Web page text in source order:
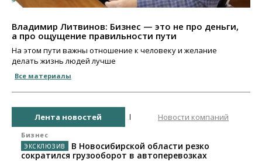
Владимир Литвинов: Бизнес — это не про деньги,
а про ощущение правильности пути
На этом пути важны отношение к человеку и желание
делать жизнь людей лучше
Все материалы
Лента новостей Новости компаний
Бизнес
В Новосибирской области резко
сократился грузооборот в автоперевозках